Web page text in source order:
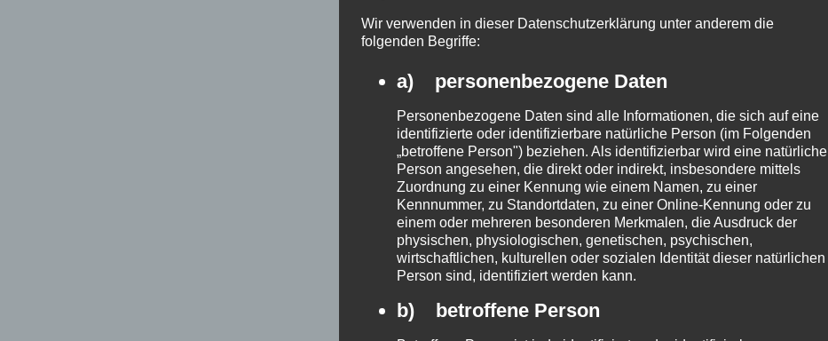
Wir verwenden in dieser Datenschutzerklärung unter anderem die
folgenden Begriffe:
a) personenbezogene Daten
Personenbezogene Daten sind alle Informationen, die sich auf eine
identifizierte oder identifizierbare natürliche Person (im Folgenden
„betroffene Person") beziehen. Als identifizierbar wird eine natürliche
Person angesehen, die direkt oder indirekt, insbesondere mittels
Zuordnung zu einer Kennung wie einem Namen, zu einer
Kennnummer, zu Standortdaten, zu einer Online-Kennung oder zu
einem oder mehreren besonderen Merkmalen, die Ausdruck der
physischen, physiologischen, genetischen, psychischen,
wirtschaftlichen, kulturellen oder sozialen Identität dieser natürlichen
Person sind, identifiziert werden kann.
b) betroffene Person